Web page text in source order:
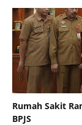
Rumah Sakit
BPJS